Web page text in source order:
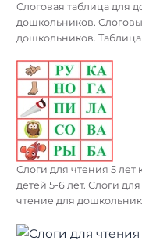
Слоговая таблица для
дошкольников.
дошкольников.
Слоги для чтения 5 лет
детей 5-6 лет. Слоги
чтение для